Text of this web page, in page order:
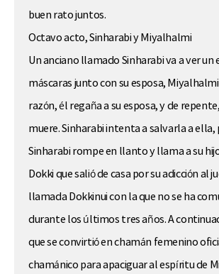
buen rato juntos.
Octavo acto, Sinharabi y Miyalhalmi
Un anciano llamado Sinharabi va a ver un
máscaras junto con su esposa,
razón, él regaña a su esposa, y de
muere. Sinharabi intenta a salvarla a ella,
Sinharabi rompe en llanto y llama a su
Dokki que salió de casa por su adicción al
llamada Dokkinui con la que no se ha
durante los últimos tres años. A
que se convirtió en chamán femenino
chamánico para apaciguar al espíritu de